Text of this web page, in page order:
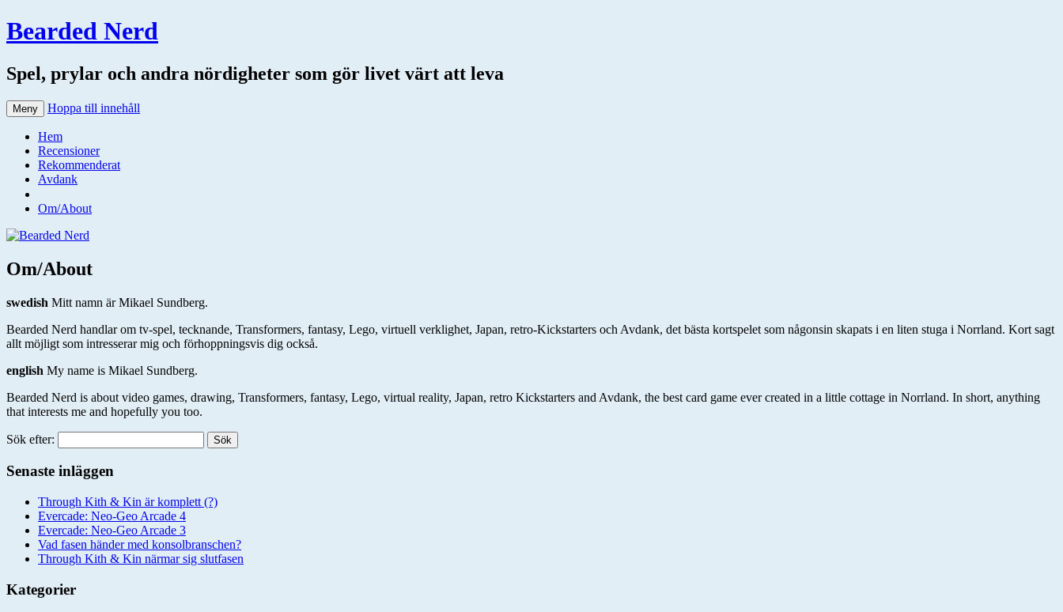
Bearded Nerd
Spel, prylar och andra nördigheter som gör livet värt att leva
Meny Hoppa till innehåll
Hem
Recensioner
Rekommenderat
Avdank
Om/About
Om/About
swedish Mitt namn är Mikael Sundberg.
Bearded Nerd handlar om tv-spel, tecknande, Transformers, fantasy, Lego, virtuell verklighet, Japan, retro-Kickstarters och Avdank, det bästa kortspelet som någonsin skapats i en liten stuga i Norrland. Kort sagt
allt möjligt som intresserar mig och förhoppningsvis dig också.
english My name is Mikael Sundberg.
Bearded Nerd is about video games, drawing, Transformers, fantasy, Lego, virtual reality, Japan, retro Kickstarters and Avdank, the best card game ever created in a little cottage in Norrland. In short, anything
that interests me and hopefully you too.
Sök efter:
Senaste inläggen
Through Kith & Kin är komplett (?)
Evercade: Neo-Geo Arcade 4
Evercade: Neo-Geo Arcade 3
Vad fasen händer med konsolbranschen?
Through Kith & Kin närmar sig slutfasen
Kategorier